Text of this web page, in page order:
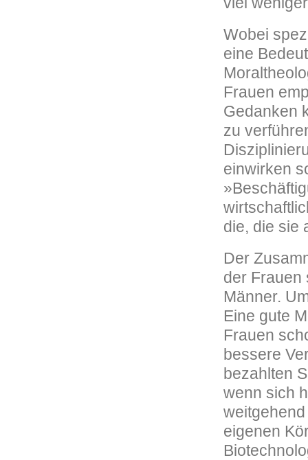
Wobei
eine
Frauen
Gedanken
zu
einwirken
die, die sie
Der
der Frauen
Männer.
Eine gute
Frauen
bessere
bezahlten
wenn sich
eigenen